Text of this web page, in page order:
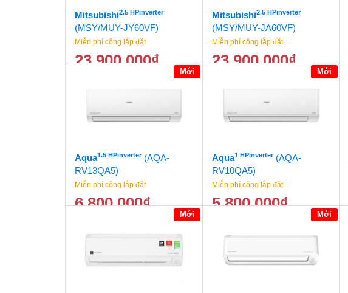
Mitsubishi2.5 HPinverter
(MSY/MUY-JY60VF)
Miễn phí công lắp đặt
23.900.000₫
Mitsubishi2.5 HPinverter
(MSY/MUY-JA60VF)
Miễn phí công lắp đặt
23.900.000₫
Mới
Aqua1.5 HPinverter (AQA-
RV13QA5)
Miễn phí công lắp đặt
6.800.000₫
Mới
Aqua1 HPinverter (AQA-
RV10QA5)
Miễn phí công lắp đặt
5.800.000₫
Mới Mới